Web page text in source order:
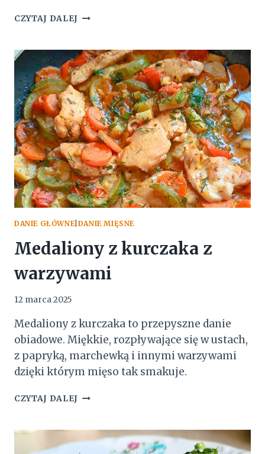
CZYTAJ DALEJ GULASZ
BAKŁAŻANEM
DANIE GŁÓWNE| DANIE MIĘSNE
Medaliony z kurczaka z
warzywami
12 marca 2025
Medaliony z kurczaka to przepyszne danie
obiadowe. Miękkie, rozpływające się w ustach,
z papryką, marchewką i innymi warzywami
dzięki którym mięso tak smakuje.
CZYTAJ DALEJ MEDALIONY
Z
WARZYWAMI